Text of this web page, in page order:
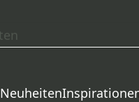
Neuheiten